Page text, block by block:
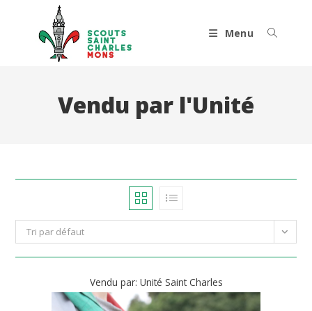
Menu
Vendu par l'Unité
Tri par défaut
Vendu par: Unité Saint Charles